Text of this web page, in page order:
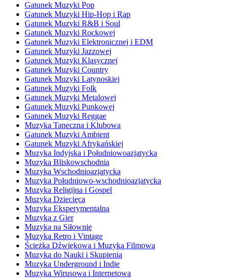
Gatunek Muzyki Pop
Gatunek Muzyki Hip-Hop i Rap
Gatunek Muzyki R&B i Soul
Gatunek Muzyki Rockowej
Gatunek Muzyki Elektronicznej i EDM
Gatunek Muzyki Jazzowej
Gatunek Muzyki Klasycznej
Gatunek Muzyki Country
Gatunek Muzyki Latynoskiej
Gatunek Muzyki Folk
Gatunek Muzyki Metalowej
Gatunek Muzyki Punkowej
Gatunek Muzyki Reggae
Muzyka Taneczna i Klubowa
Gatunek Muzyki Ambient
Gatunek Muzyki Afrykańskiej
Muzyka Indyjska i Południowoazjatycka
Muzyka Bliskowschodnia
Muzyka Wschodnioazjatycka
Muzyka Południowo-wschodnioazjatycka
Muzyka Religijna i Gospel
Muzyka Dziecięca
Muzyka Eksperymentalna
Muzyka z Gier
Muzyka na Siłownię
Muzyka Retro i Vintage
Ścieżka Dźwiękowa i Muzyka Filmowa
Muzyka do Nauki i Skupienia
Muzyka Underground i Indie
Muzyka Wirusowa i Internetowa